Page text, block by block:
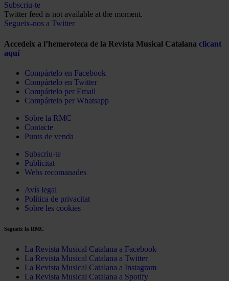
Subscriu-te
Twitter feed is not available at the moment.
Segueix-nos a Twitter
Accedeix a l’hemeroteca de la Revista Musical Catalana clicant
aquí
Compártelo en Facebook
Compártelo en Twitter
Compártelo per Email
Compártelo per Whatsapp
Sobre la RMC
Contacte
Punts de venda
Subscriu-te
Publicitat
Webs recomanades
Avís legal
Política de privacitat
Sobre les cookies
Segueix la RMC
La Revista Musical Catalana a Facebook
La Revista Musical Catalana a Twitter
La Revista Musical Catalana a Instagram
La Revista Musical Catalana a Spotify